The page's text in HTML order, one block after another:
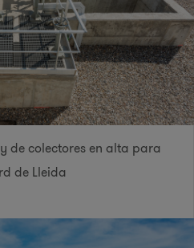
de colectores en alta para
de Lleida